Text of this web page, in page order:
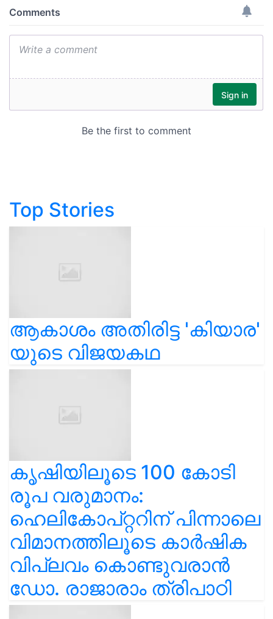
Top Stories
ആകാശം അതിരിട്ട 'കിയാര'
യുടെ വിജയകഥ
കൃഷിയിലൂടെ 100 കോടി
രൂപ വരുമാനം:
ഹെലികോപ്റ്ററിന് പിന്നാലെ
വിമാനത്തിലൂടെ കാർഷിക
വിപ്ലവം കൊണ്ടുവരാൻ
ഡോ. രാജാരാം ത്രിപാഠി